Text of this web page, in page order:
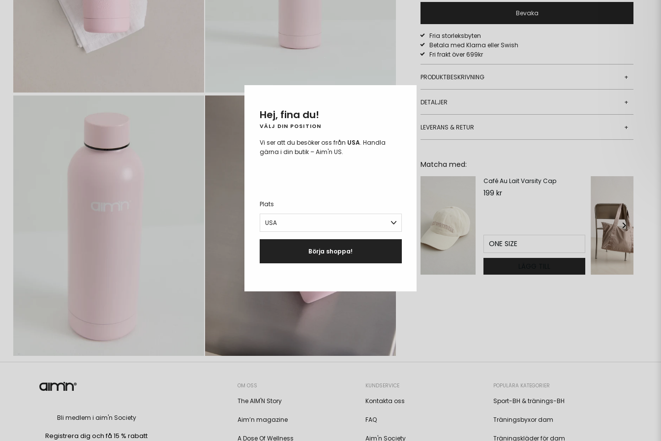
Bevaka
Fria storleksbyten
Betala med Klarna eller Swish
Fri frakt över 699kr
PRODUKTBESKRIVNING +
DETALJER +
LEVERANS & RETUR +
Matcha med:
Café Au Lait Varsity Cap
199 kr
ONE SIZE
Bli medlem i aim'n Society
Registrera dig och få 15 % rabatt
OM OSS
The AIM'N Story
Aim’n magazine
A Dose Of Wellness
KUNDSERVICE
Kontakta oss
FAQ
Aim'n Society
POPULÄRA KATEGORIER
Sport-BH & tränings-BH
Träningsbyxor dam
Träningskläder för dam
Hej, fina du!
VÄLJ DIN POSITION
Vi ser att du besöker oss från USA. Handla
gärna i din butik – Aim'n US.
Plats
Börja shoppa!